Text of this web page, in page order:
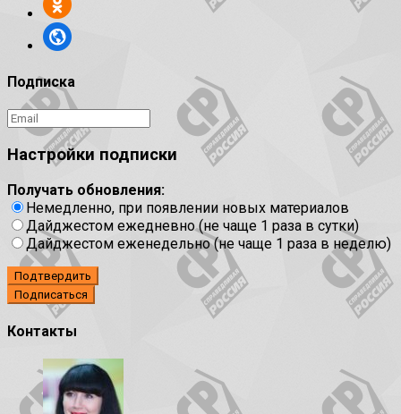
Подписка
Настройки подписки
Получать обновления:
Немедленно, при появлении новых материалов
Дайджестом ежедневно (не чаще 1 раза в сутки)
Дайджестом еженедельно (не чаще 1 раза в неделю)
Подтвердить
Контакты